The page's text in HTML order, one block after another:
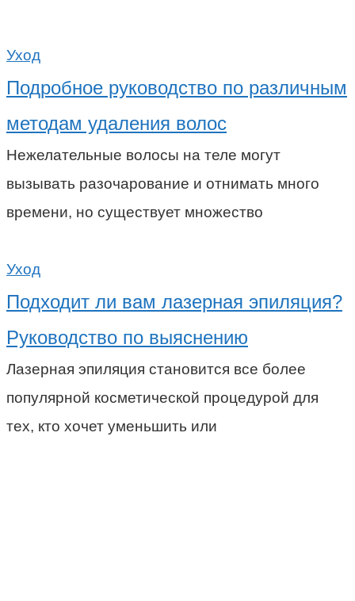
Уход
Подробное руководство по различным
методам удаления волос
Нежелательные волосы на теле могут
вызывать разочарование и отнимать много
времени, но существует множество
Уход
Подходит ли вам лазерная эпиляция?
Руководство по выяснению
Лазерная эпиляция становится все более
популярной косметической процедурой для
тех, кто хочет уменьшить или